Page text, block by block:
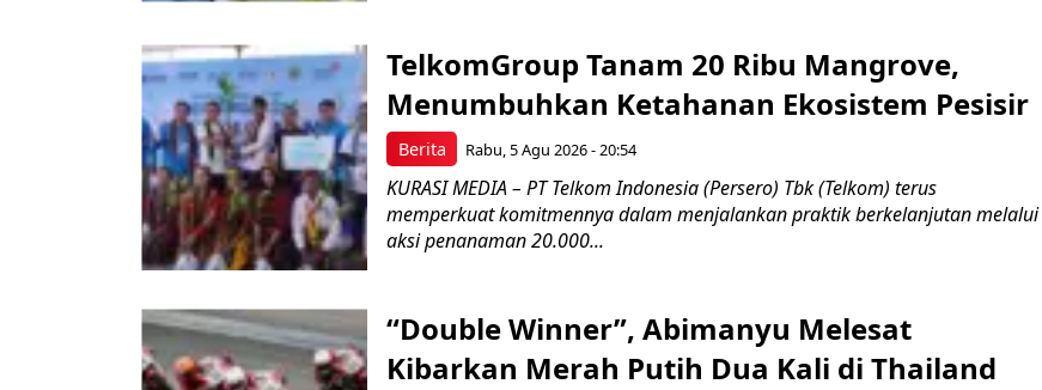
Berita
TelkomGroup Tanam 20 Ribu Mangrove,
Menumbuhkan Ketahanan Ekosistem Pesisir
Rabu, 5 Agu 2026 - 20:54
KURASI MEDIA – PT Telkom Indonesia (Persero) Tbk (Telkom) terus
memperkuat komitmennya dalam menjalankan praktik berkelanjutan melalui
aksi penanaman 20.000...
“Double Winner”, Abimanyu Melesat
Kibarkan Merah Putih Dua Kali di Thailand